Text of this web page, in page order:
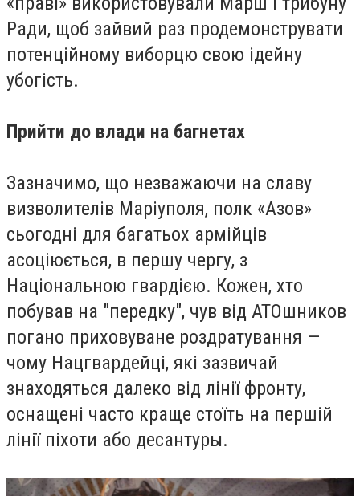
Ради, щоб зайвий раз продемонструвати
потенційному виборцю свою ідейну
убогість.
Прийти до влади на багнетах
Зазначимо, що незважаючи на славу
визволителів Маріуполя, полк «Азов»
сьогодні для багатьох армійців
асоціюється, в першу чергу, з
Національною гвардією. Кожен, хто
побував на "передку", чув від АТОшников
погано приховуване роздратування —
чому Нацгвардейці, які зазвичай
знаходяться далеко від лінії фронту,
оснащені часто краще стоїть на першій
лінії піхоти або десантуры.